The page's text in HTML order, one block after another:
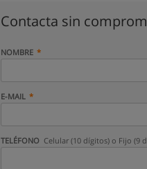
Contacta sin
NOMBRE
E-MAIL
TELÉFONO Celular (10 dígitos) o Fijo (9